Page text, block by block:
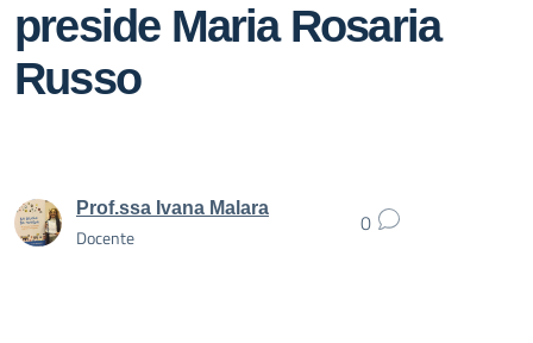
preside Maria Rosaria
Russo
Prof.ssa Ivana Malara
Docente
0